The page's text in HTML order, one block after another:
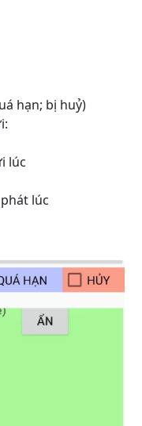
hạn; bị huỷ)
lúc
lúc